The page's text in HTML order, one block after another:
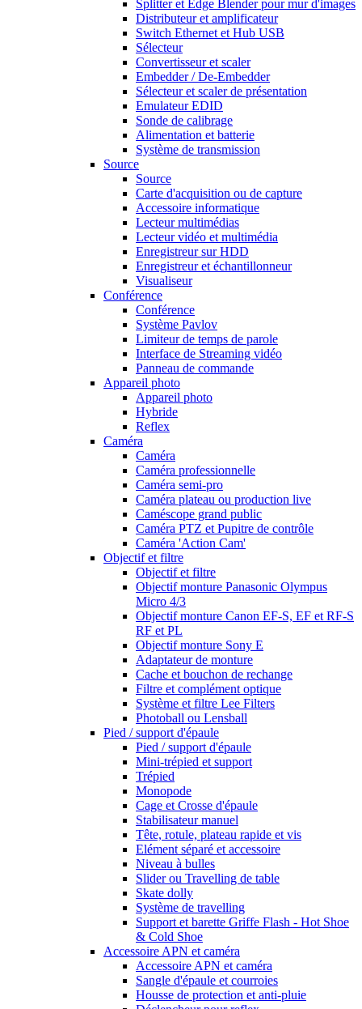
Splitter et Edge Blender pour mur d'images
Distributeur et amplificateur
Switch Ethernet et Hub USB
Sélecteur
Convertisseur et scaler
Embedder / De-Embedder
Sélecteur et scaler de présentation
Emulateur EDID
Sonde de calibrage
Alimentation et batterie
Système de transmission
Source
Source
Carte d'acquisition ou de capture
Accessoire informatique
Lecteur multimédias
Lecteur vidéo et multimédia
Enregistreur sur HDD
Enregistreur et échantillonneur
Visualiseur
Conférence
Conférence
Système Pavlov
Limiteur de temps de parole
Interface de Streaming vidéo
Panneau de commande
Appareil photo
Appareil photo
Hybride
Reflex
Caméra
Caméra
Caméra professionnelle
Caméra semi-pro
Caméra plateau ou production live
Caméscope grand public
Caméra PTZ et Pupitre de contrôle
Caméra 'Action Cam'
Objectif et filtre
Objectif et filtre
Objectif monture Panasonic Olympus
Micro 4/3
Objectif monture Canon EF-S, EF et RF-S
RF et PL
Objectif monture Sony E
Adaptateur de monture
Cache et bouchon de rechange
Filtre et complément optique
Système et filtre Lee Filters
Photoball ou Lensball
Pied / support d'épaule
Pied / support d'épaule
Mini-trépied et support
Trépied
Monopode
Cage et Crosse d'épaule
Stabilisateur manuel
Tête, rotule, plateau rapide et vis
Elément séparé et accessoire
Niveau à bulles
Slider ou Travelling de table
Skate dolly
Système de travelling
Support et barette Griffe Flash - Hot Shoe
& Cold Shoe
Accessoire APN et caméra
Accessoire APN et caméra
Sangle d'épaule et courroies
Housse de protection et anti-pluie